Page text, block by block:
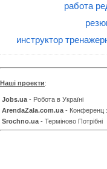
работа
инструктор
Наші проекти:
Jobs.ua - Робота в Україні
ArendaZala.com.ua - Конференц
Srochno.ua - Терміново Потрібні